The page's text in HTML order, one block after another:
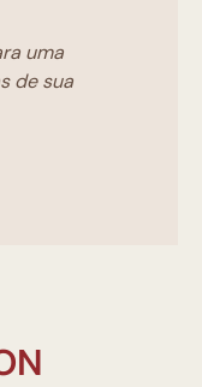
uma
de sua